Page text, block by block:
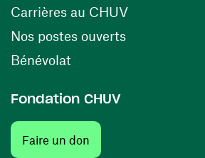
Carrières au CHUV(ouvre une
Nos postes ouverts(ouvre une
Bénévolat
Fondation CHUV
Faire un don